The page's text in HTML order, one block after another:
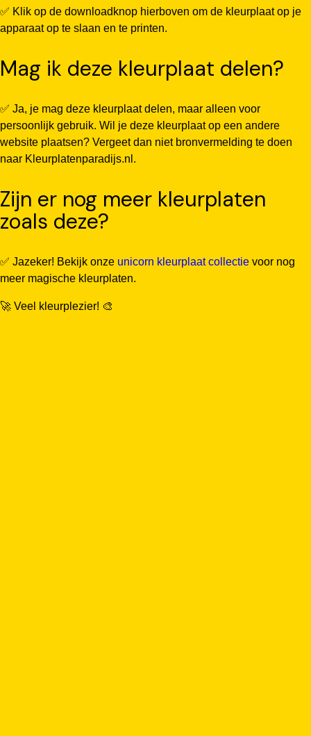
✅ Klik op de downloadknop hierboven om de kleurplaat op je
apparaat op te slaan en te printen.
Mag ik deze kleurplaat delen?
✅ Ja, je mag deze kleurplaat delen, maar alleen voor
persoonlijk gebruik. Wil je deze kleurplaat op een andere
website plaatsen? Vergeet dan niet bronvermelding te doen
naar Kleurplatenparadijs.nl.
Zijn er nog meer kleurplaten
zoals deze?
✅ Jazeker! Bekijk onze unicorn kleurplaat collectie voor nog
meer magische kleurplaten.
🚀 Veel kleurplezier! 🎨